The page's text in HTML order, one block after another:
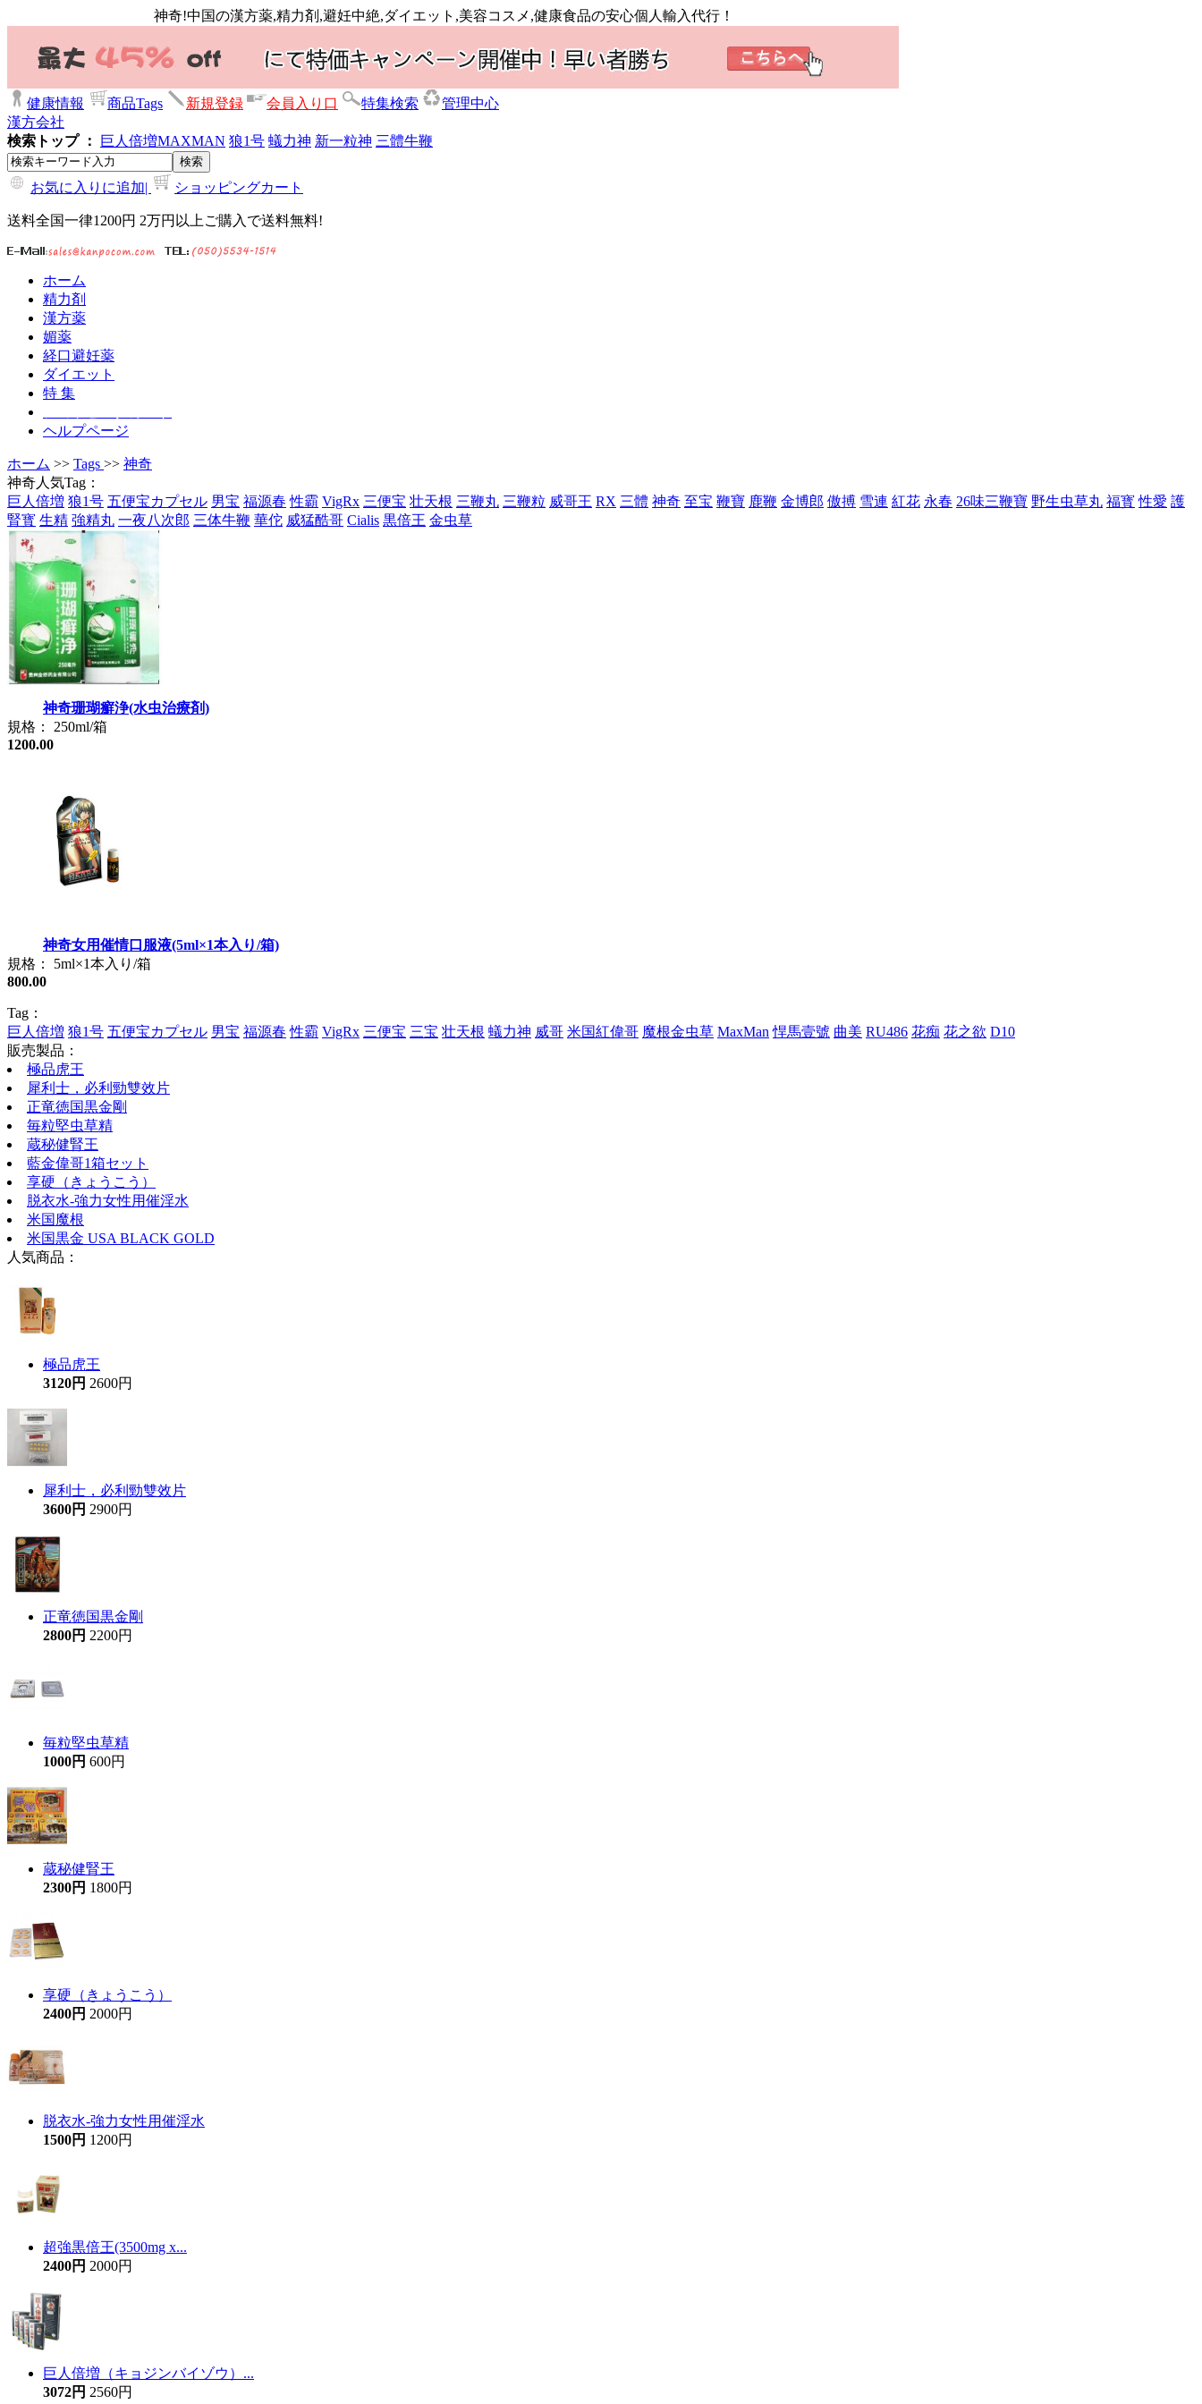
神奇!中国の漢方薬,精力剤,避妊中絶,ダイエット,美容コスメ,健康食品の安心個人輸入代行！
健康情報 商品Tags 新規登録 会員入り口 特集検索
管理中心
漢方会社
検索トップ ：
巨人倍増MAXMAN 狼1号 蟻力神 新一粒神 三體牛鞭
お気に入りに追加| ショッピングカート
送料全国一律1200円 2万円以上ご購入で送料無料!
ホーム
精力剤
漢方薬
媚薬
経口避妊薬
ダイエット
特 集
ヘルプページ
ホーム >> Tags >> 神奇
神奇人気Tag：
巨人倍増 狼1号 五便宝カプセル 男宝 福源春 性霸 VigRx 三便宝 壮天根 三鞭丸 三鞭粒 威哥王 RX 三體 神奇 至宝 鞭寶 鹿鞭 金博郎 傲搏 雪連 紅花 永春 26味三鞭寶 野生虫草丸 福寳 性愛 護
腎寳 生精 強精丸 一夜八次郎 三体牛鞭 華佗 威猛酷哥 Cialis 黒倍王 金虫草
神奇珊瑚癬浄(水虫治療剤)
規格： 250ml/箱
1200.00
神奇女用催情口服液(5ml×1本入り/箱)
規格： 5ml×1本入り/箱
800.00
Tag：
巨人倍増 狼1号 五便宝カプセル 男宝 福源春 性霸 VigRx 三便宝 三宝 壮天根 蟻力神 威哥 米国紅偉哥 魔根金虫草 MaxMan 悍馬壹號 曲美 RU486 花痴 花之欲 D10
販売製品：
極品虎王
犀利士，必利勁雙效片
正竜徳国黒金剛
毎粒堅虫草精
蔵秘健腎王
藍金偉哥1箱セット
享硬（きょうこう）
脱衣水-強力女性用催淫水
米国魔根
米国黒金 USA BLACK GOLD
人気商品：
極品虎王
3120円 2600円
犀利士，必利勁雙效片
3600円 2900円
正竜徳国黒金剛
2800円 2200円
毎粒堅虫草精
1000円 600円
蔵秘健腎王
2300円 1800円
享硬（きょうこう）
2400円 2000円
脱衣水-強力女性用催淫水
1500円 1200円
超強黒倍王(3500mg x...
2400円 2000円
巨人倍増（キョジンバイゾウ）...
3072円 2560円